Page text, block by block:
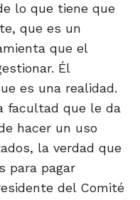
lo que tiene que
que es un
que el
Él
es una realidad.
facultad que le da
hacer un uso
la verdad que
para pagar
del Comité